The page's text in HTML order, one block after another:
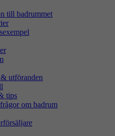
till badrummet
utföranden
tips
om badrum